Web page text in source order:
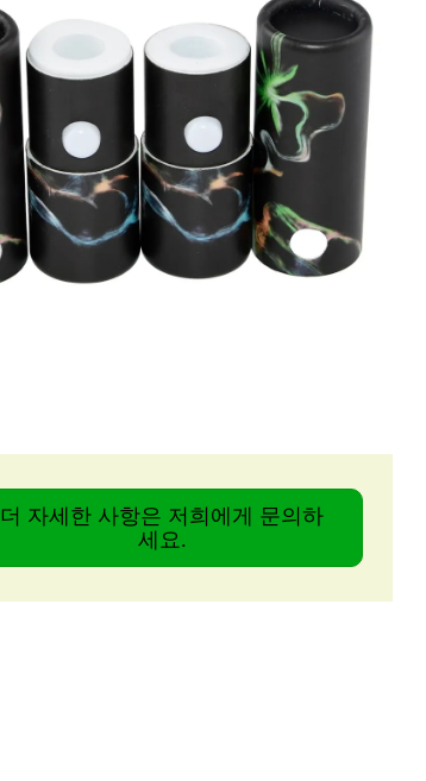
더 자세한 사항은 저희에게 문의하
세요.